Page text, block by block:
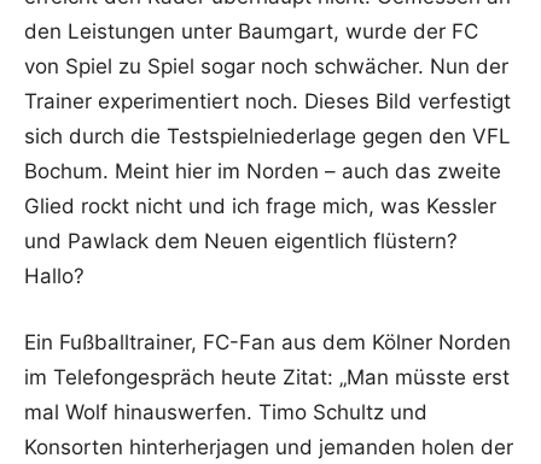
den Leistungen unter Baumgart, wurde der FC
von Spiel zu Spiel sogar noch schwächer. Nun der
Trainer experimentiert noch. Dieses Bild verfestigt
sich durch die Testspielniederlage gegen den VFL
Bochum. Meint hier im Norden – auch das zweite
Glied rockt nicht und ich frage mich, was Kessler
und Pawlack dem Neuen eigentlich flüstern?
Hallo?
Ein Fußballtrainer, FC-Fan aus dem Kölner Norden
im Telefongespräch heute Zitat: „Man müsste erst
mal Wolf hinauswerfen. Timo Schultz und
Konsorten hinterherjagen und jemanden holen der